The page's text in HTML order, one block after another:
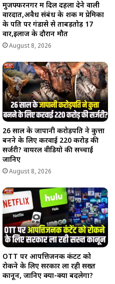
मुजफ्फरनगर में दिल दहला देने वाली
वारदात,अवैध संबंध के शक में प्रेमिका
के पति पर गंडासे से ताबड़तोड़ 17
वार,इलाज के दौरान मौत
August 8, 2026
26 साल के जापानी करोड़पति ने कुत्ता
बनने के लिए करवाई 220 करोड़ की
सर्जरी? वायरल वीडियो की सच्चाई
जानिए
August 8, 2026
OTT पर आपत्तिजनक कंटेंट को
रोकने के लिए सरकार ला रही सख्त
कानून, जानिए क्या-क्या बदलेगा?